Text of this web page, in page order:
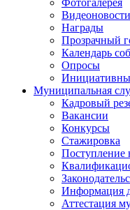
Фотогалерея
Видеоновости
Награды
Прозрачный
Календарь
Опросы
Муниципальная
Кадровый
Вакансии
Конкурсы
Стажировка
Поступление
Информация
Аттестация